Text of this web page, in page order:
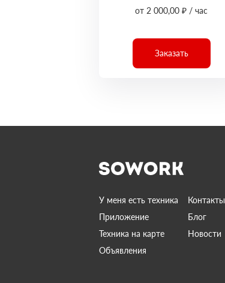
от 2 000,00 ₽ / час
Заказать
У меня есть техника
Контакты
Приложение
Блог
Техника на карте
Новости
Объявления